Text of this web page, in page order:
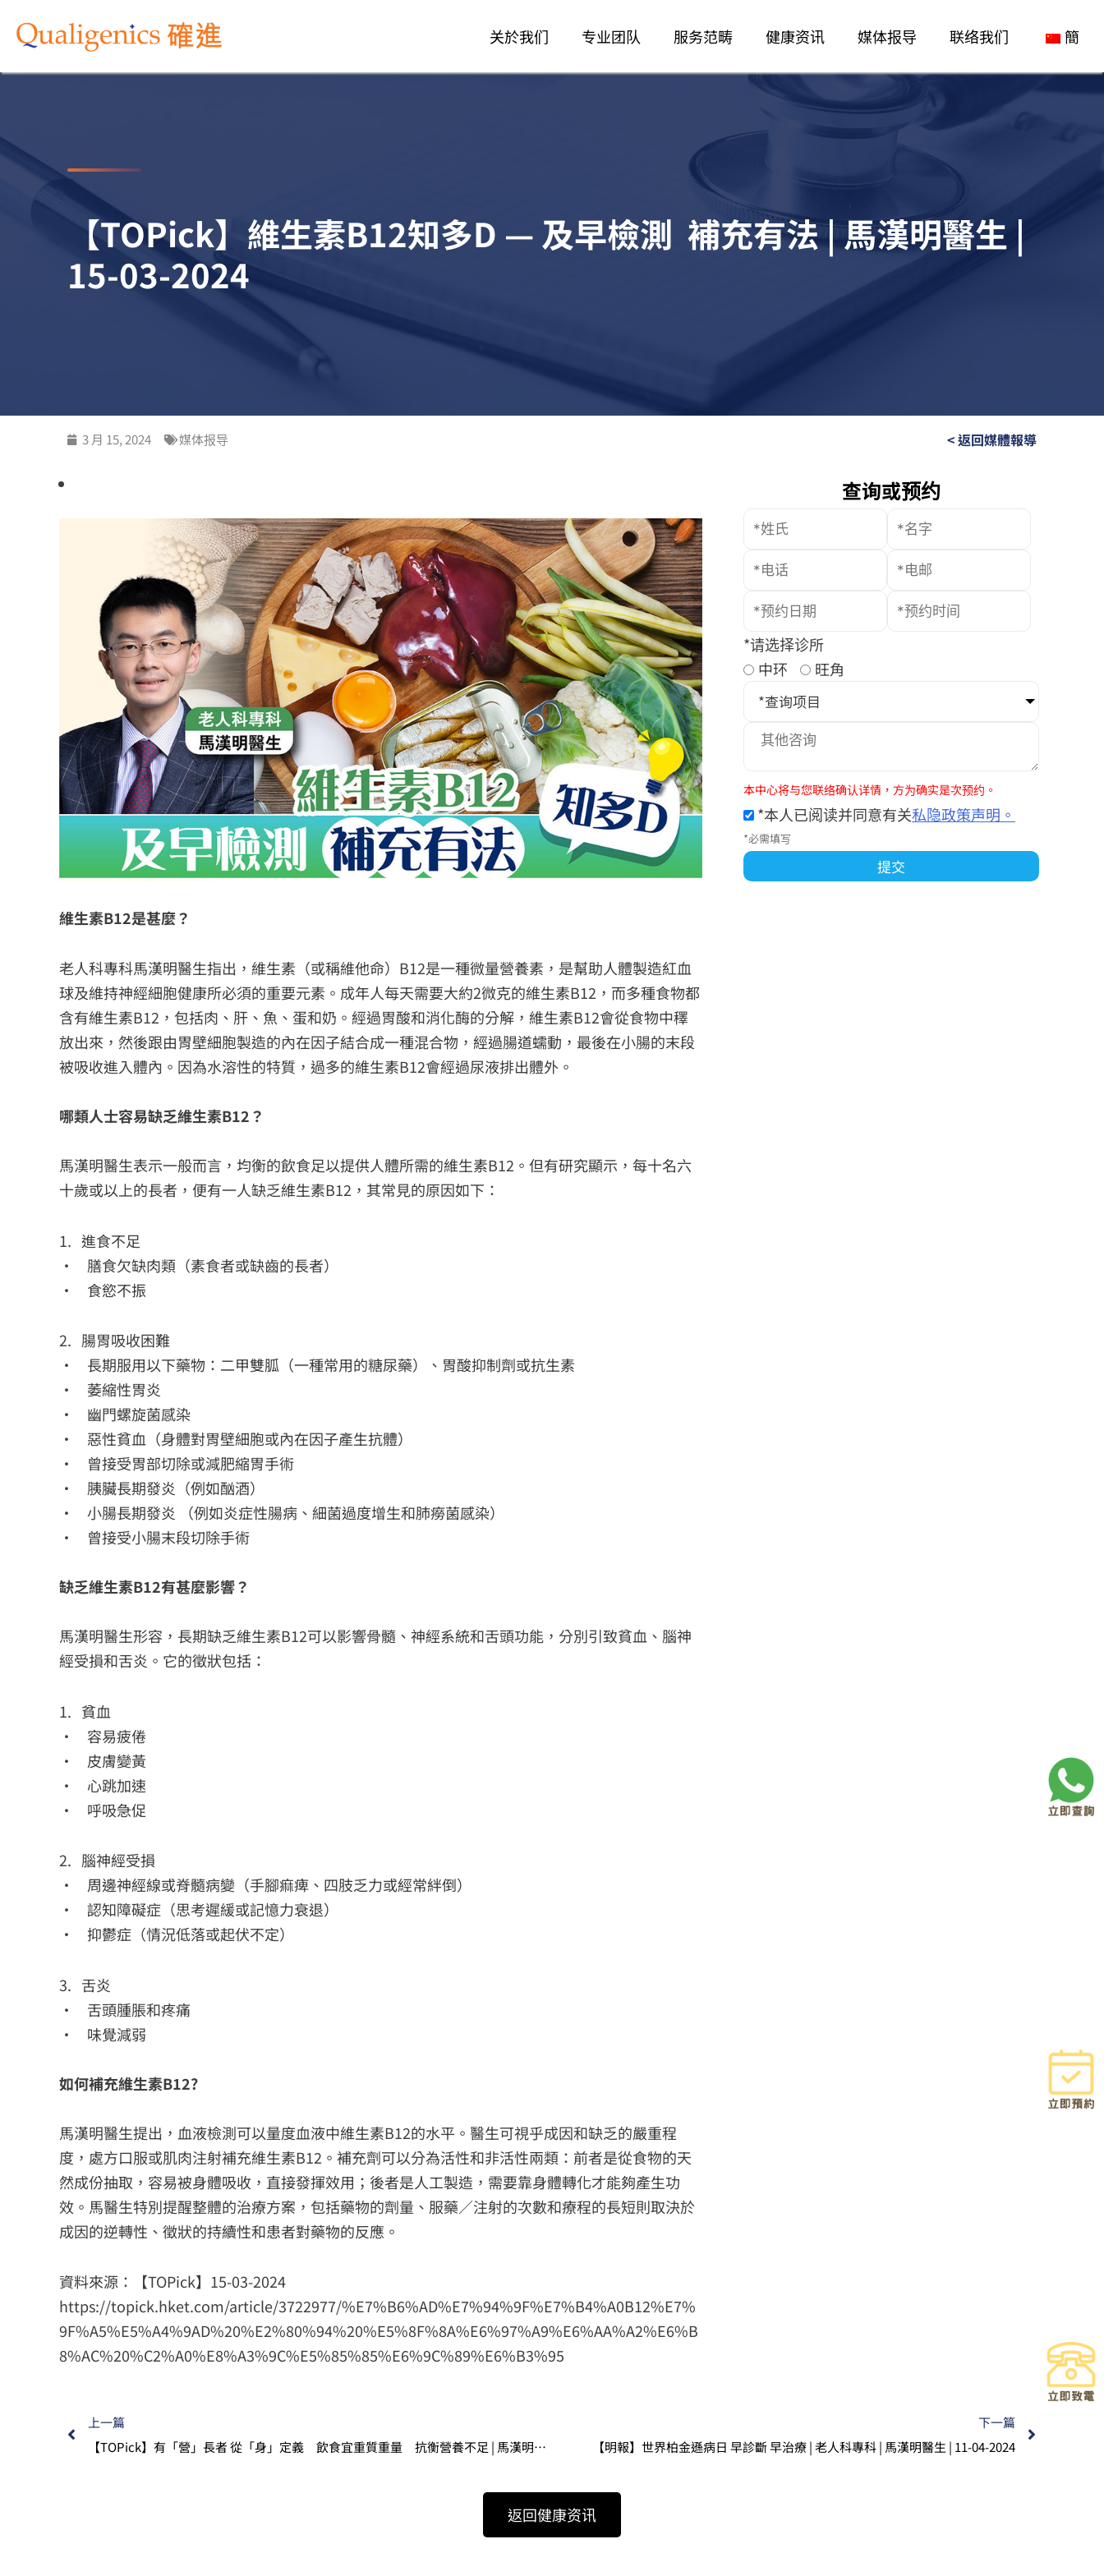
关於我们 专业团队 服务范畴 健康资讯 媒体报导 联络我们 簡
【TOPick】維生素B12知多D — 及早檢測 補充有法 | 馬漢明醫生 |
15-03-2024
3 月 15, 2024 媒体报导 < 返回媒體報導
維生素B12是甚麼？
老人科專科馬漢明醫生指出，維生素（或稱維他命）B12是一種微量營養素，是幫助人體製造紅血
球及維持神經細胞健康所必須的重要元素。成年人每天需要大約2微克的維生素B12，而多種食物都
含有維生素B12，包括肉、肝、魚、蛋和奶。經過胃酸和消化酶的分解，維生素B12會從食物中䆁
放出來，然後跟由胃壁細胞製造的內在因子結合成一種混合物，經過腸道蠕動，最後在小腸的末段
被吸收進入體內。因為水溶性的特質，過多的維生素B12會經過尿液排出體外。
哪類人士容易缺乏維生素B12？
馬漢明醫生表示一般而言，均衡的飲食足以提供人體所需的維生素B12。但有研究顯示，每十名六
十歲或以上的長者，便有一人缺乏維生素B12，其常見的原因如下：
1. 進食不足
• 膳食欠缺肉類（素食者或缺齒的長者）
• 食慾不振
2. 腸胃吸收困難
• 長期服用以下藥物：二甲雙胍（一種常用的糖尿藥）、胃酸抑制劑或抗生素
• 萎縮性胃炎
• 幽門螺旋菌感染
• 惡性貧血（身體對胃壁細胞或內在因子產生抗體）
• 曾接受胃部切除或減肥縮胃手術
• 胰臟長期發炎（例如酗酒）
• 小腸長期發炎 （例如炎症性腸病、細菌過度增生和肺癆菌感染）
• 曾接受小腸末段切除手術
缺乏維生素B12有甚麼影響？
馬漢明醫生形容，長期缺乏維生素B12可以影響骨髓、神經系統和舌頭功能，分別引致貧血、腦神
經受損和舌炎。它的徵狀包括：
1. 貧血
• 容易疲倦
• 皮膚變黃
• 心跳加速
• 呼吸急促
2. 腦神經受損
• 周邊神經線或脊髓病變（手腳痲痺、四肢乏力或經常絆倒）
• 認知障礙症（思考遲緩或記憶力衰退）
• 抑鬱症（情況低落或起伏不定）
3. 舌炎
• 舌頭腫脹和疼痛
• 味覺減弱
如何補充維生素B12?
馬漢明醫生提出，血液檢測可以量度血液中維生素B12的水平。醫生可視乎成因和缺乏的嚴重程
度，處方口服或肌肉注射補充維生素B12。補充劑可以分為活性和非活性兩類：前者是從食物的天
然成份抽取，容易被身體吸收，直接發揮效用；後者是人工製造，需要靠身體轉化才能夠產生功
效。馬醫生特別提醒整體的治療方案，包括藥物的劑量、服藥／注射的次數和療程的長短則取決於
成因的逆轉性、徵狀的持續性和患者對藥物的反應。
資料來源：【TOPick】15-03-2024
https://topick.hket.com/article/3722977/%E7%B6%AD%E7%94%9F%E7%B4%A0B12%E7%
9F%A5%E5%A4%9AD%20%E2%80%94%20%E5%8F%8A%E6%97%A9%E6%AA%A2%E6%B
8%AC%20%C2%A0%E8%A3%9C%E5%85%85%E6%9C%89%E6%B3%95
查询或预约
*请选择诊所
中环
旺角
*查询项目
本中心将与您联络确认详情，方为确实是次预约。
*本人已阅读并同意有关私隐政策声明。
*必需填写
提交
上一篇
【TOPick】有「營」長者 從「身」定義 飲食宜重質重量 抗衡營養不足 | 馬漢明醫生 | 08-03-2024
下一篇
【明報】世界柏金遜病日 早診斷 早治療 | 老人科專科 | 馬漢明醫生 | 11-04-2024
返回健康资讯